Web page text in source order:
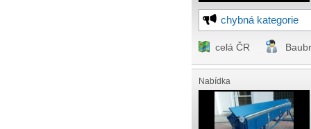
chybná kategorie
celá ČR
Nabídka